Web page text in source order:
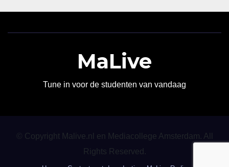
MaLive
Tune in voor de studenten van vandaag
© Copyright Malive.nl en Mediacollege Amsterdam. All
Rights Reserved.